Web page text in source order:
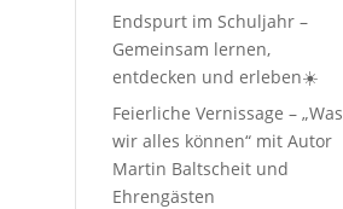
Endspurt im Schuljahr –
Gemeinsam lernen,
entdecken und erleben☀️
Feierliche Vernissage – „Was
wir alles können“ mit Autor
Martin Baltscheit und
Ehrengästen